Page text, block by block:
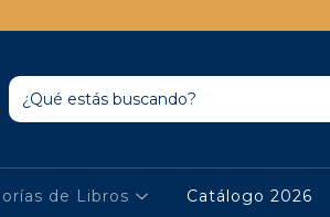
de Libros Catálogo 2026